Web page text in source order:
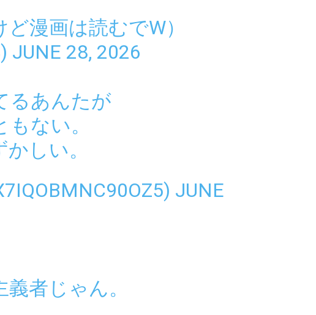
漫画は読むでW）
JUNE 28, 2026
るあんたが
ない。
しい。
JUNE
者じゃん。